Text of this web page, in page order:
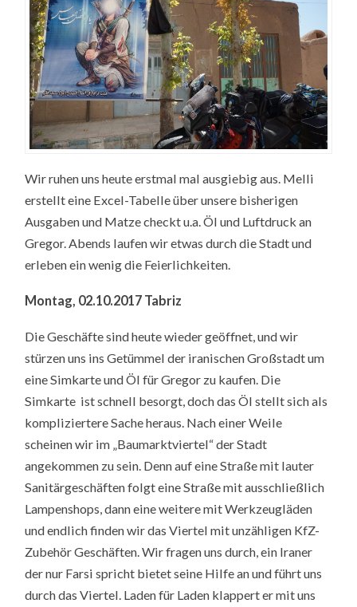
Wir ruhen uns heute erstmal mal ausgiebig aus. Melli
erstellt eine Excel-Tabelle über unsere bisherigen
Ausgaben und Matze checkt u.a. Öl und Luftdruck an
Gregor. Abends laufen wir etwas durch die Stadt und
erleben ein wenig die Feierlichkeiten.
Montag, 02.10.2017 Tabriz
Die Geschäfte sind heute wieder geöffnet, und wir
stürzen uns ins Getümmel der iranischen Großstadt um
eine Simkarte und Öl für Gregor zu kaufen. Die
Simkarte ist schnell besorgt, doch das Öl stellt sich als
kompliziertere Sache heraus. Nach einer Weile
scheinen wir im „Baumarktviertel“ der Stadt
angekommen zu sein. Denn auf eine Straße mit lauter
Sanitärgeschäften folgt eine Straße mit ausschließlich
Lampenshops, dann eine weitere mit Werkzeugläden
und endlich finden wir das Viertel mit unzähligen KfZ-
Zubehör Geschäften. Wir fragen uns durch, ein Iraner
der nur Farsi spricht bietet seine Hilfe an und führt uns
durch das Viertel. Laden für Laden klappert er mit uns